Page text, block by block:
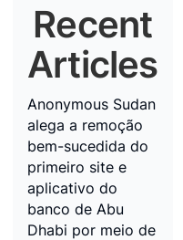
Recent
Articles
Anonymous Sudan
alega a remoção
bem-sucedida do
primeiro site e
aplicativo do
banco de Abu
Dhabi por meio de